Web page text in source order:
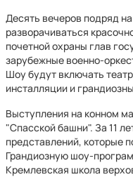
Десять вечеров подряд
разворачиваться
почетной охраны глав
зарубежные военно-
Шоу будут включать
инсталляции и
Выступления на конном
"Спасской башни". За 11
представлений, которые
Грандиозную шоу-
Кремлевская школа